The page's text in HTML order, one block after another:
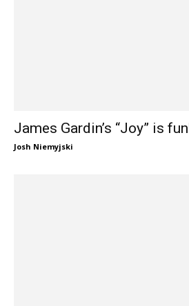
James Gardin’s “Joy” is
Josh Niemyjski